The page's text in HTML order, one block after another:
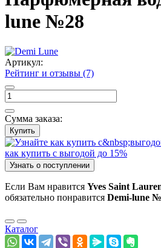
lune №28
Артикул:
Рейтинг и отзывы (7)
Сумма заказа:
Купить
как купить с выгодой до 15%
Узнать о поступлении
Если Вам нравится Yves Saint
обязательно понравится Demi-lune
Каталог